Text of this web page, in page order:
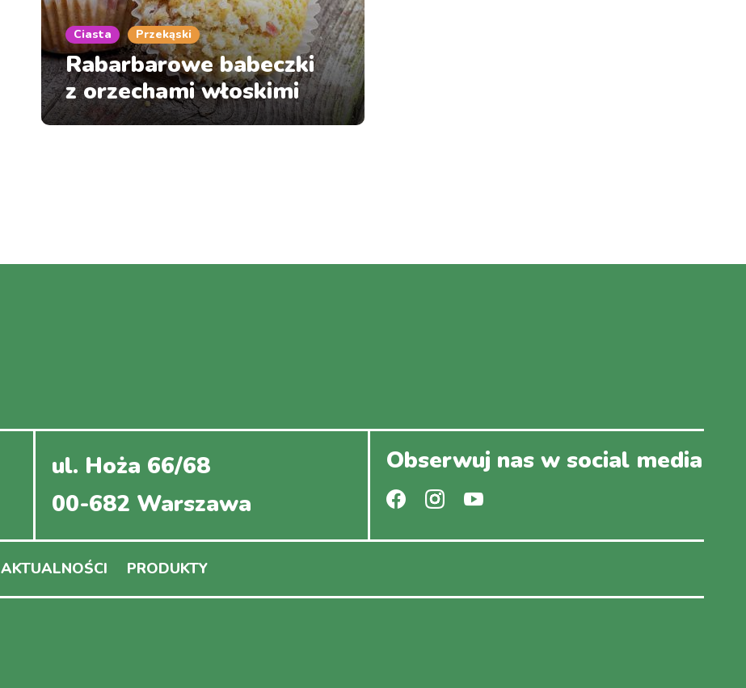
Ciasta Przekąski
Rabarbarowe babeczki
z orzechami włoskimi
ul. Hoża 66/68
00-682 Warszawa
Obserwuj nas w social media
AKTUALNOŚCI PRODUKTY